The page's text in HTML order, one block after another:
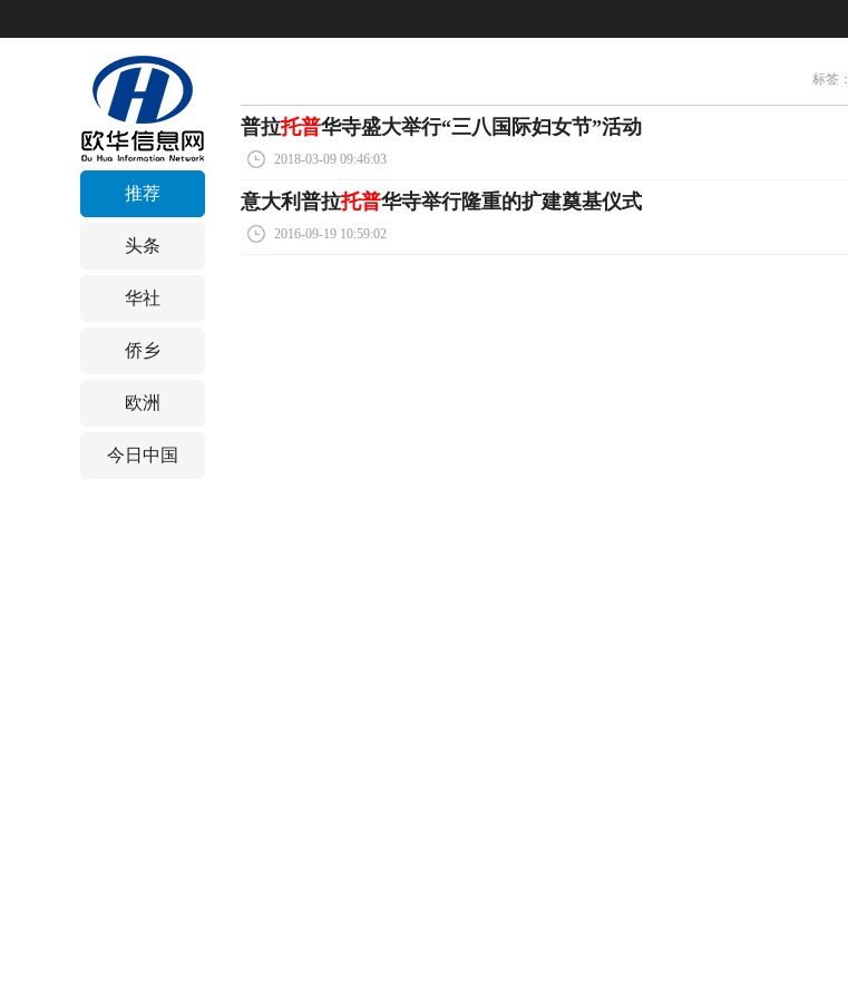
推荐
头条
华社
侨乡
欧洲
今日中国
标签：
普拉托普华寺盛大举行“三八国际妇女节”活动
2018-03-09 09:46:03
意大利普拉托普华寺举行隆重的扩建奠基仪式
2016-09-19 10:59:02